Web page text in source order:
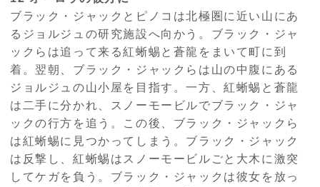
ブラック・ジャックとピノコは北極圏に近い山にあ
るジョルジュの研究施設へ向かう。ブラック・ジャ
ックらは追って来る紅蜥蜴と蒼龍をまいて町に到
着。翌朝、ブラック・ジャックらは山の中腹にある
ジョルジュの山小屋を目指す。一方、紅蜥蜴と蒼龍
は二手に分かれ、スノーモービルでブラック・ジャ
ックの行方を追う。この後、ブラック・ジャックら
は紅蜥蜴に見つかってしまう。ブラック・ジャック
は反撃し、紅蜥蜴はスノーモービルごと大木に激突
してケガを負う。ブラック・ジャックは彼女を放っ